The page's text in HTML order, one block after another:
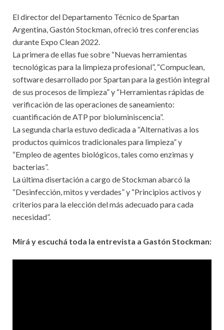
El director del Departamento Técnico de Spartan
Argentina, Gastón Stockman, ofreció tres conferencias
durante Expo Clean 2022.
La primera de ellas fue sobre “Nuevas herramientas
tecnológicas para la limpieza profesional”, “Compuclean,
software desarrollado por Spartan para la gestión integral
de sus procesos de limpieza” y “Herramientas rápidas de
verificación de las operaciones de saneamiento:
cuantificación de ATP por bioluminiscencia”.
La segunda charla estuvo dedicada a “Alternativas a los
productos químicos tradicionales para limpieza” y
“Empleo de agentes biológicos, tales como enzimas y
bacterias”.
La última disertación a cargo de Stockman abarcó la
“Desinfección, mitos y verdades” y “Principios activos y
criterios para la elección del más adecuado para cada
necesidad”.
Mirá y escuchá toda la entrevista a Gastón Stockman: